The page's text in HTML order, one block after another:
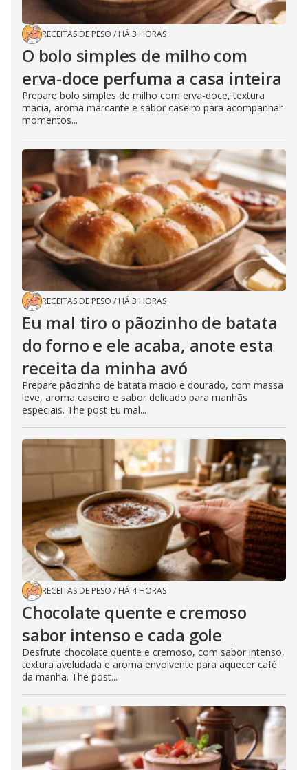
RECEITAS DE PESO / HÁ 3 HORAS
O bolo simples de milho com
erva-doce perfuma a casa inteira
Prepare bolo simples de milho com erva-doce, textura
macia, aroma marcante e sabor caseiro para acompanhar
momentos...
RECEITAS DE PESO / HÁ 3 HORAS
Eu mal tiro o pãozinho de batata
do forno e ele acaba, anote esta
receita da minha avó
Prepare pãozinho de batata macio e dourado, com massa
leve, aroma caseiro e sabor delicado para manhãs
especiais. The post Eu mal...
RECEITAS DE PESO / HÁ 4 HORAS
Chocolate quente e cremoso
sabor intenso e cada gole
Desfrute chocolate quente e cremoso, com sabor intenso,
textura aveludada e aroma envolvente para aquecer café
da manhã. The post...